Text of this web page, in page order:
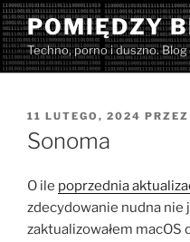
Przejdź
do
treści
POMIĘDZY
Techno, porno i duszno.
OPUBLIKOWANE
W
11 LUTEGO, 2024 PRZEZ
Sonoma
O ile poprzednia
zdecydowanie nudna nie
zaktualizowałem